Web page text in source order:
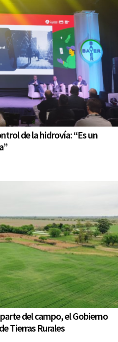
de la hidrovía: “Es un
del campo, el Gobierno
Tierras Rurales